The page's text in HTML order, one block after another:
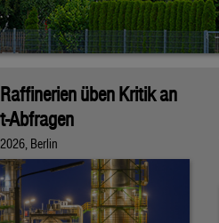
üben Kritik an
Abfragen
Berlin